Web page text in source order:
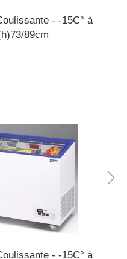
- -15C° à
89cm
- -15C° à